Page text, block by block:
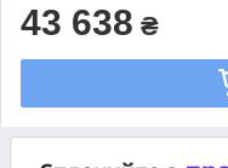
43 638 ₴